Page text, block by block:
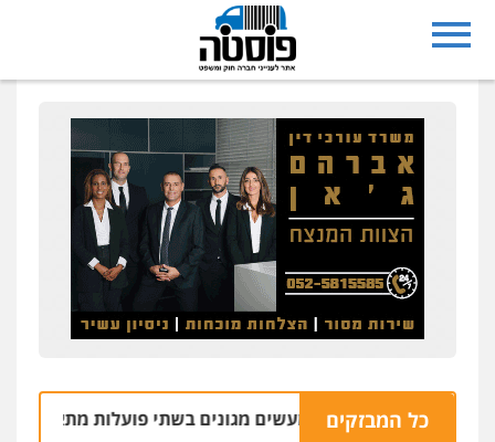
כל המבזקים
בהתעללות ומעשים מגונים בשתי פועלות מתאילנד 05.08 | 20:09